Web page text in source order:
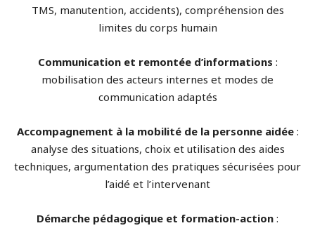
TMS, manutention, accidents), compréhension des
limites du corps humain
Communication et remontée d’informations :
mobilisation des acteurs internes et modes de
communication adaptés
Accompagnement à la mobilité de la personne aidée:
analyse des situations, choix et utilisation des aides
techniques, argumentation des pratiques sécurisées pour
l’aidé et l’intervenant
Démarche pédagogique et formation-action :